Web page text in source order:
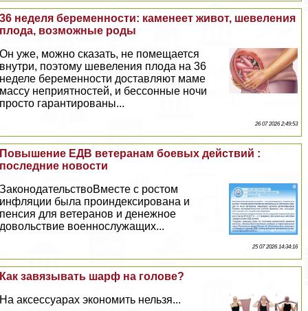
36 неделя беременности: каменеет живот, шевеления
плода, возможные роды
Он уже, можно сказать, не помещается
внутри, поэтому шевеления плода на 36
неделе беременности доставляют маме
массу неприятностей, и бессонные ночи
просто гарантированы...
26 07 2026 2:49:53
Повышение ЕДВ ветеранам боевых действий :
последние новости
ЗаконодательствоВместе с ростом
инфляции была проиндексирована и
пенсия для ветеранов и денежное
довольствие военнослужащих...
25 07 2026 14:34:16
Как завязывать шарф на голове?
На аксессуарах экономить нельзя...